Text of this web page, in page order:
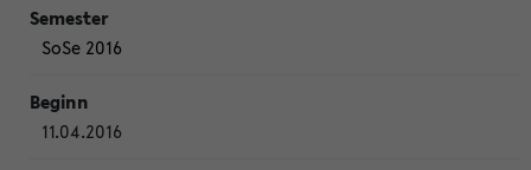
SoSe 2016
11.04.2016